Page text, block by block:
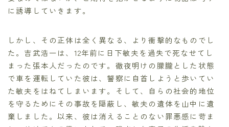
に誘導していきます。
しかし、その正体は全く異なる、より衝撃的なものでし
た。吉武浩一は、12年前に日下敏夫を過失で死なせてし
まった張本人だったのです。徹夜明けの朦朧とした状態
で車を運転していた彼は、警察に自首しようと歩いてい
た敏夫をはねてしまいます。そして、自らの社会的地位
を守るためにその事故を隠蔽し、敏夫の遺体を山中に遺
棄しました。以来、彼は消えることのない罪悪感に苛ま